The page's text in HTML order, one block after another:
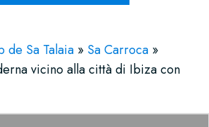
de Sa Talaia » Sa Carroca »
vicino alla città di Ibiza con